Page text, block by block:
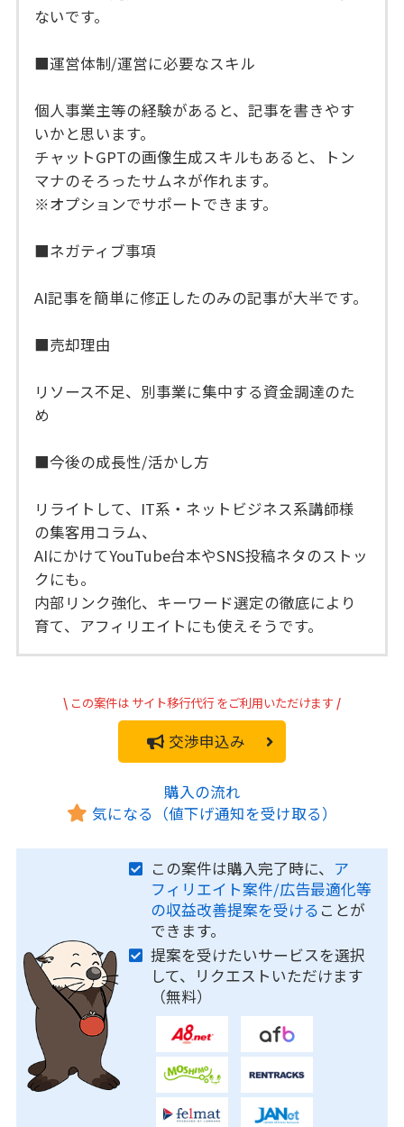
ないです。
■運営体制/運営に必要なスキル
個人事業主等の経験があると、記事を書きやす
いかと思います。
チャットGPTの画像生成スキルもあると、トン
マナのそろったサムネが作れます。
※オプションでサポートできます。
■ネガティブ事項
AI記事を簡単に修正したのみの記事が大半です。
■売却理由
リソース不足、別事業に集中する資金調達のた
め
■今後の成長性/活かし方
リライトして、IT系・ネットビジネス系講師様
の集客用コラム、
AIにかけてYouTube台本やSNS投稿ネタのストッ
クにも。
内部リンク強化、キーワード選定の徹底により
育て、アフィリエイトにも使えそうです。
\ この案件は サイト移行代行 をご利用いただけます /
交渉申込み
購入の流れ
気になる（値下げ通知を受け取る）
この案件は購入完了時に、 ア
フィリエイト案件/広告最適化等
の収益改善提案を受ける ことが
できます。
提案を受けたいサービスを選択
して、リクエストいただけます
（無料）